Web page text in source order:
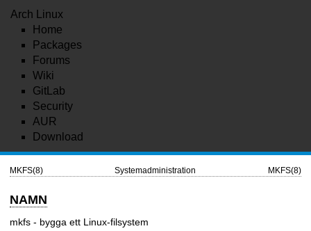
Arch Linux
Home
Packages
Forums
Wiki
GitLab
Security
AUR
Download
MKFS(8) Systemadministration MKFS(8)
NAMN
mkfs - bygga ett Linux-filsystem